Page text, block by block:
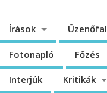
Írások Üzenőfal
Fotonapló Főzés
Interjúk Kritikák